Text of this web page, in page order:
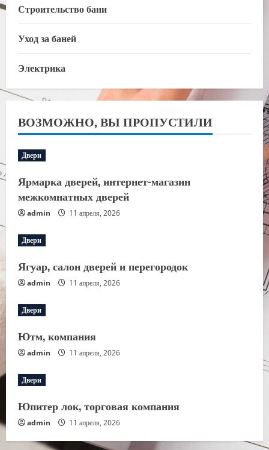
Строительство бани
Уход за баней
Электрика
ВОЗМОЖНО, ВЫ ПРОПУСТИЛИ
Двери
Ярмарка дверей, интернет-магазин
межкомнатных дверей
admin 11 апреля, 2026
Двери
Ягуар, салон дверей и перегородок
admin 11 апреля, 2026
Двери
Ютм, компания
admin 11 апреля, 2026
Двери
Юпитер лок, торговая компания
admin 11 апреля, 2026